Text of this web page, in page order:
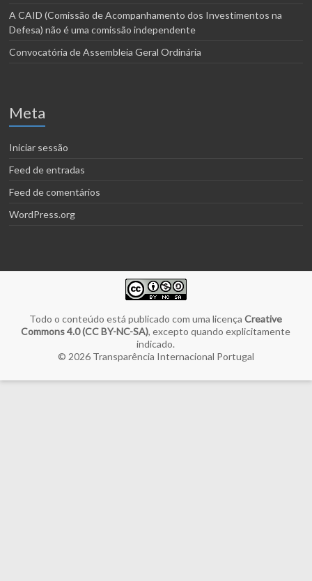
A CAID (Comissão de Acompanhamento dos Investimentos na
Defesa) não é uma comissão independente
Convocatória de Assembleia Geral Ordinária
Meta
Iniciar sessão
Feed de entradas
Feed de comentários
WordPress.org
Todo o conteúdo está publicado com uma licençaCreative
Commons 4.0 (CC BY-NC-SA), excepto quando explicitamente
indicado.
© 2026 Transparência Internacional Portugal